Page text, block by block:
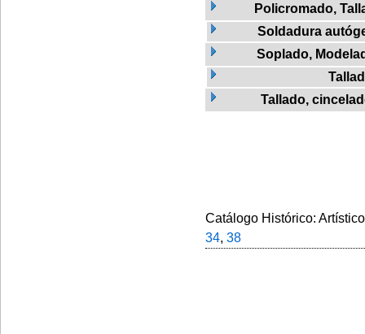
Policromado,
Soldadura
Soplado,
Tallado,
Catálogo Histórico:
34, 38